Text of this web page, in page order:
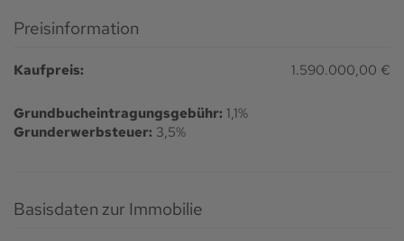
Preisinformation
Kaufpreis: 1.590.000,00 €
Grundbucheintragungsgebühr: 1,1%
Grunderwerbsteuer: 3,5%
Basisdaten zur Immobilie